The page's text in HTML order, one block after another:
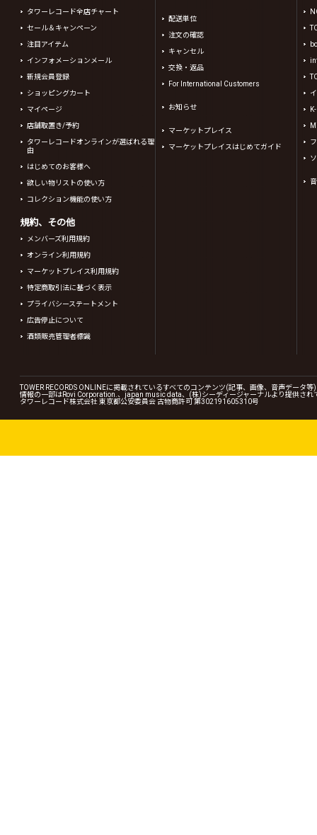
タワーレコード全店チャート
セール＆キャンペーン
注目アイテム
インフォメーションメール
新規会員登録
ショッピングカート
マイページ
店舗取置き/予約
タワーレコードオンラインが選ばれる理
由
はじめてのお客様へ
欲しい物リストの使い方
コレクション機能の使い方
規約、その他
メンバーズ利用規約
オンライン利用規約
マーケットプレイス利用規約
特定商取引法に基づく表示
プライバシーステートメント
広告停止について
酒類販売管理者標識
配送単位
注文の確認
キャンセル
交換・返品
For International Customers
お知らせ
マーケットプレイス
マーケットプレイスはじめてガイド
TOWER RECORDS ONLINEに掲載されているすべてのコンテンツ(記事、画像、音声データ
情報の一部はRovi Corporation.、japan music data、(株)シーディージャーナルより提供され
タワーレコード株式会社 東京都公安委員会 古物商許可 第302191605310号